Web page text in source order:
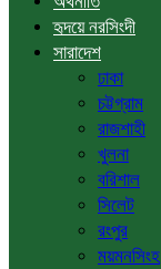
হৃদয়ে নরসিংদী
সারাদেশ
ঢাকা
চট্টগ্রাম
রাজশাহী
খুলনা
বরিশাল
সিলেট
রংপুর
ময়মনসিংহ